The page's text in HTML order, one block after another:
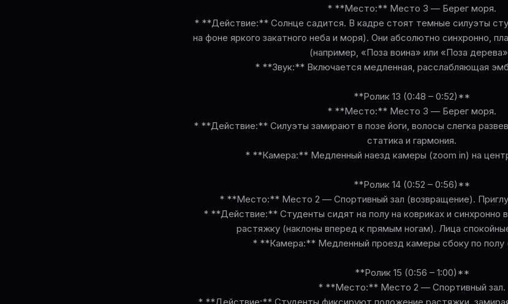
* **Место:** Место 3 — Берег моря.
* **Действие:** Солнце садится. В кадре стоят темные силуэты
на фоне яркого закатного неба и моря). Они абсолютно синхронно,
(например, «Поза воина» или «Поза
* **Звук:** Включается медленная, расслабляющая
**Ролик 13 (0:48 – 0:52)**
* **Место:** Место 3 — Берег моря.
* **Действие:** Силуэты замирают в позе йоги, волосы слегка
статика и гармония.
* **Камера:** Медленный наезд камеры (zoom in) на
**Ролик 14 (0:52 – 0:56)**
* **Место:** Место 2 — Спортивный зал (возвращение).
* **Действие:** Студенты сидят на полу на ковриках и синхронно
растяжку (наклоны вперед к прямым ногам). Лица
* **Камера:** Медленный проезд камеры сбоку по полу
**Ролик 15 (0:56 – 1:00)**
* **Место:** Место 2 — Спортивный зал.